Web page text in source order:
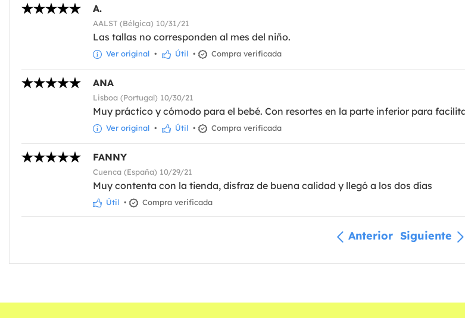
A.
AALST (Bélgica) 10/31/21
Las tallas no corresponden al mes del niño.
Ver original • Útil • Compra verificada
ANA
Lisboa (Portugal) 10/30/21
Muy práctico y cómodo para el bebé. Con resortes en la parte inferior para
Ver original • Útil • Compra verificada
FANNY
Cuenca (España) 10/29/21
Muy contenta con la tienda, disfraz de buena calidad y llegó a los dos días
Útil • Compra verificada
Anterior Siguiente